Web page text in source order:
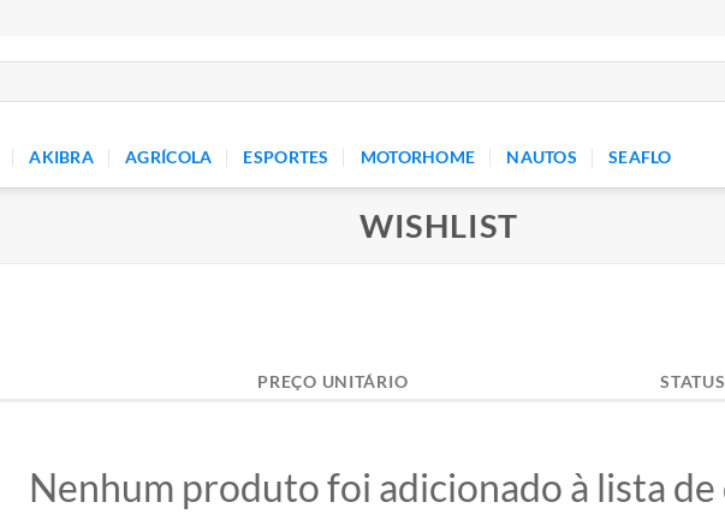
AKIBRA AGRÍCOLA ESPORTES MOTORHOME NAUTOS SEAFLO
WISHLIST
PREÇO UNITÁRIO
Nenhum produto foi adicionado à lista de